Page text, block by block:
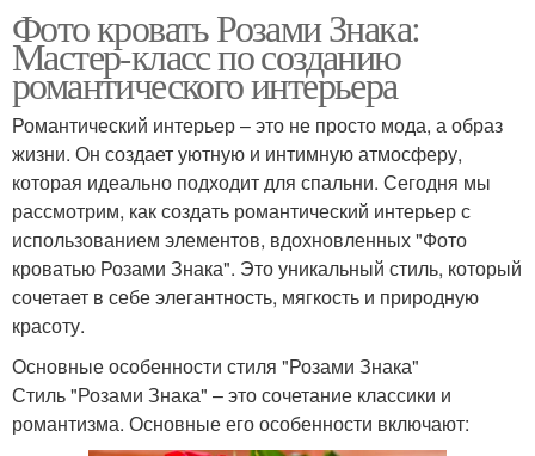
Фото кровать Розами Знака:
Мастер-класс по созданию
романтического интерьера
Романтический интерьер – это не просто мода, а образ
жизни. Он создает уютную и интимную атмосферу,
которая идеально подходит для спальни. Сегодня мы
рассмотрим, как создать романтический интерьер с
использованием элементов, вдохновленных "Фото
кроватью Розами Знака". Это уникальный стиль, который
сочетает в себе элегантность, мягкость и природную
красоту.
Основные особенности стиля "Розами Знака"
Стиль "Розами Знака" – это сочетание классики и
романтизма. Основные его особенности включают: